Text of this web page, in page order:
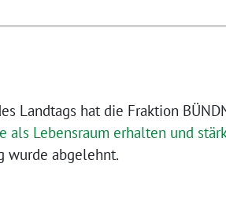
Landtags hat die Fraktion
als Lebensraum erhalten und
wurde abgelehnt.